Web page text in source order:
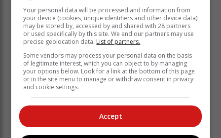
Volgens Jandré Bakker, hoof van kommunikasie:
Hoofdirektoraat: strategiese bestuur en operasionele
ondersteuning by die departement van infrastruktuur
van die Wes-Kaapse regering sê die Wes-Kaapse
departement van infrastruktuur (DVI) is die betrokke
padowerheid wat met die herstel van die pad werk.
Your personal data will be processed and information from
your device (cookies, unique identifiers and other device data)
may be stored by, accessed by and shared with 28 partners
or used specifically by this site. We and our partners may use
precise geolocation data. List of partners.
Some vendors may process your personal data on the basis
of legitimate interest, which you can object to by managing
your options below. Look for a link at the bottom of this page
or in the site menu to manage or withdraw consent in privacy
and cookie settings.
Accept